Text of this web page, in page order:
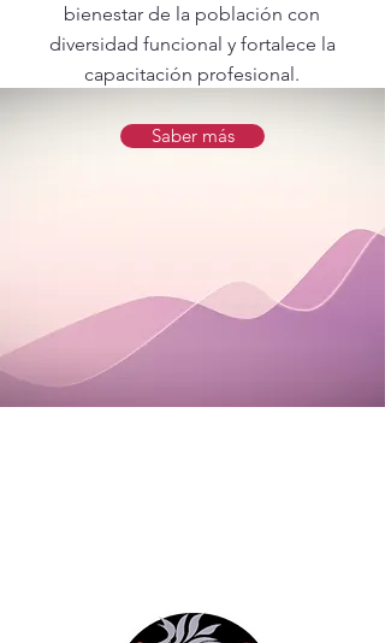
bienestar de la población con
diversidad funcional y fortalece la
capacitación profesional.
Saber más